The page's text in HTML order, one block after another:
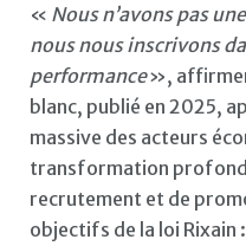
« Nous n’avons pas
nous nous inscrivons
performance»,
blanc, publié en 2025,
massive des acteurs
transformation
recrutement et de
objectifs de la loi Rixain